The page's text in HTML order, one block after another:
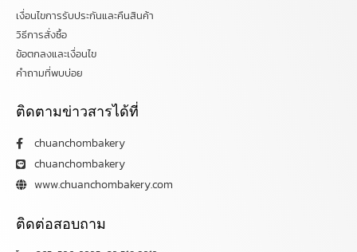
เงื่อนไขการรับประกันและคืนสินค้า
วิธีการสั่งซื้อ
ข้อตกลงและเงื่อนไข
คำถามที่พบบ่อย
ติดตามข่าวสารได้ที่
chuanchombakery
chuanchombakery
www.chuanchombakery.com
ติดต่อสอบถาม